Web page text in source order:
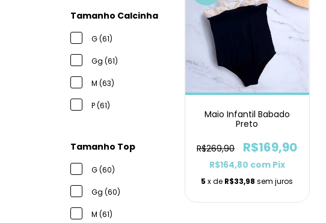
Tamanho Calcinha
G (61)
Gg (61)
M (63)
P (61)
Tamanho Top
G (60)
Gg (60)
M (61)
Maio Infantil Babado
Preto
R$269,90 R$169,90
R$164,80 com Pix
5 x de R$33,98 sem juros